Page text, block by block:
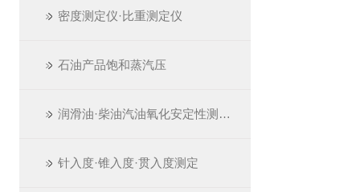
密度测定仪·比重测定仪
石油产品饱和蒸汽压
润滑油·柴油汽油氧化安定性测定仪
针入度·锥入度·贯入度测定